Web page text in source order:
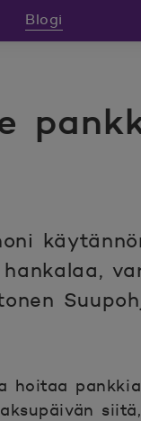
Blogi
hoitaa